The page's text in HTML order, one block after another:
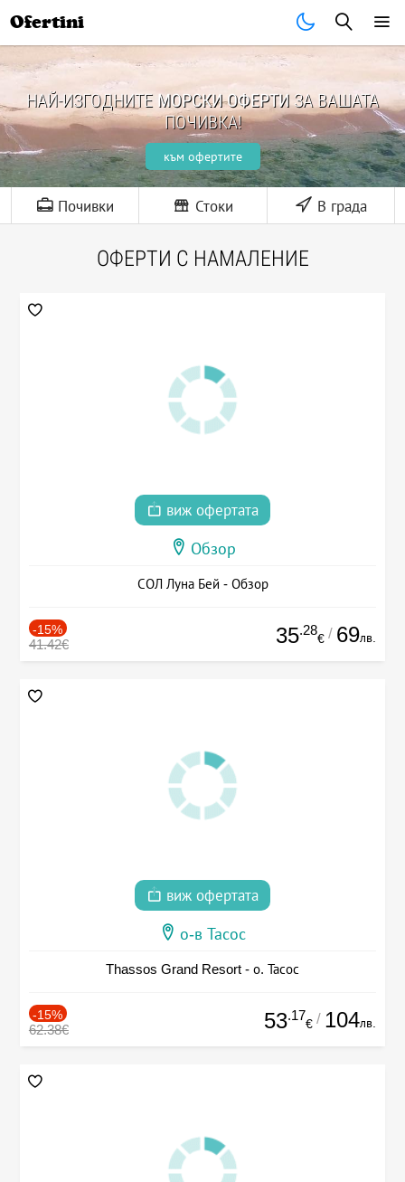
Ofertini
НАЙ-ИЗГОДНИТЕ МОРСКИ ОФЕРТИЗА ВАШАТА
ПОЧИВКА!
към офертите
Почивки Стоки В града
ОФЕРТИ С НАМАЛЕНИЕ
виж офертата
Обзор
СОЛ Луна Бей - Обзор
-15%
41.42€ 35.28
€ / 69лв.
виж офертата
о-в Тасос
Thassos Grand Resort - о. Тасос
-15%
62.38€ 53.17
€ / 104лв.